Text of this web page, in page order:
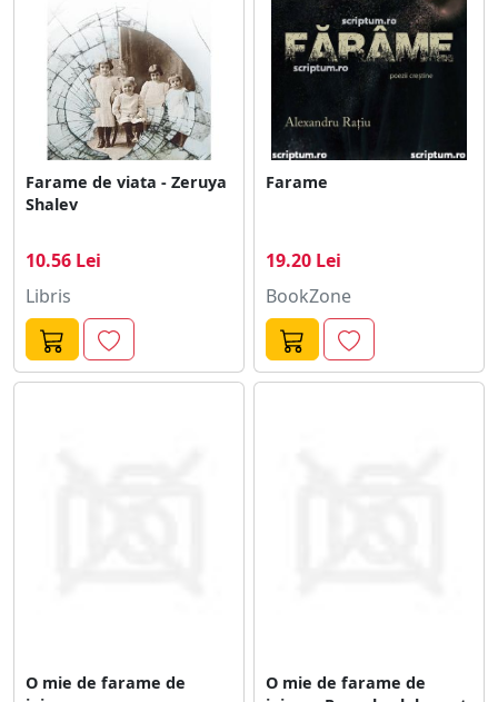
Farame de viata - Zeruya
Shalev
10.56 Lei
Libris
Farame
19.20 Lei
BookZone
O mie de farame de
O mie de farame de